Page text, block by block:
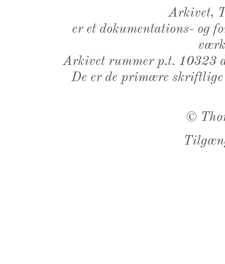
Arkivet,
er et dokumentations- og
Arkivet rummer p.t. 10323
De er de primære
©